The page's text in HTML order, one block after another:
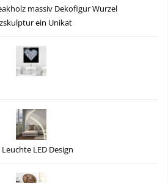
massiv Dekofigur Wurzel
ein Unikat
LED Design